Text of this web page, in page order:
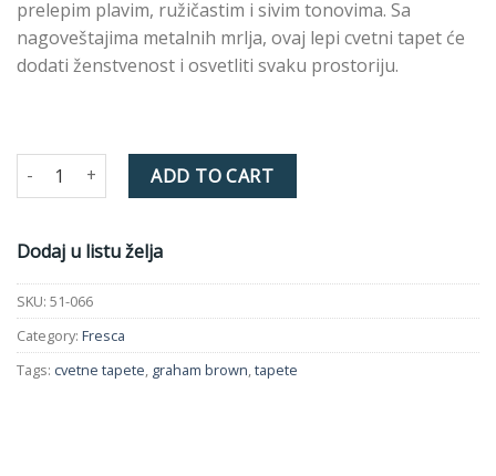
prelepim plavim, ružičastim i sivim tonovima. Sa
nagoveštajima metalnih mrlja, ovaj lepi cvetni tapet će
dodati ženstvenost i osvetliti svaku prostoriju.
Apple Blossom Tree Wallpaper - 51-066 - Teal quantity
ADD TO CART
Dodaj u listu želja
SKU: 51-066
Category: Fresca
Tags: cvetne tapete, graham brown,tapete